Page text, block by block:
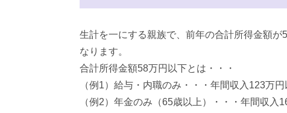
生計を一にする親族で、前年の合計所得金額
なります。
合計所得金額58万円以下とは・・・
（例1）給与・内職のみ・・・年間収入123万円
（例2）年金のみ（65歳以上）・・・年間収入